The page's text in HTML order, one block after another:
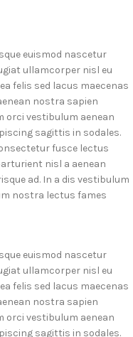
euismod nascetur
ullamcorper nisl eu
felis sed lacus maecenas
nostra sapien
orci vestibulum aenean
sagittis in sodales.
fusce lectus
nisl a aenean
ad. In a dis vestibulum
nostra lectus fames
euismod nascetur
ullamcorper nisl eu
felis sed lacus maecenas
nostra sapien
orci vestibulum aenean
sagittis in sodales.